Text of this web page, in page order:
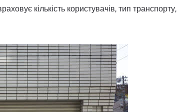
кількість користувачів, тип транспорту,